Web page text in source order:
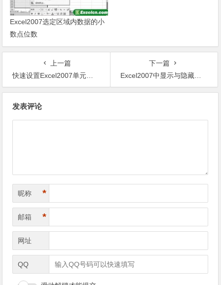
Excel2007选定区域内数据的小
数点位数
上一篇
快速设置Excel2007单元格的格式
下一篇
Excel2007中显示与隐藏批注
发表评论
昵称 *
邮箱 *
网址
QQ